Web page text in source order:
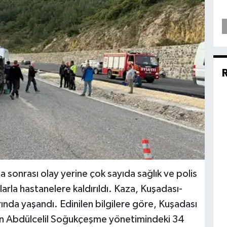
olay yerine çok sayıda sağlık ve polis
hastanelere kaldırıldı. Kaza, Kuşadası-
yaşandı. Edinilen bilgilere göre, Kuşadası
Abdülcelil Soğukçeşme yönetimindeki 34